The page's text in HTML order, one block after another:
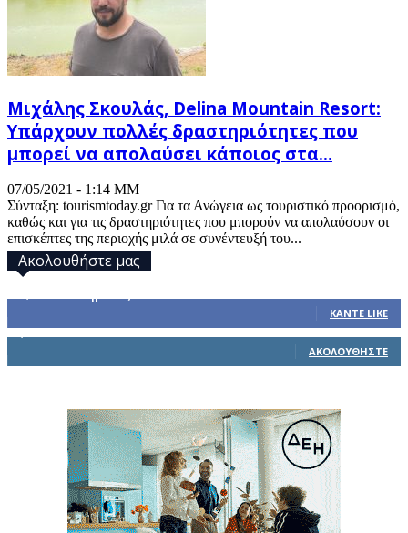
Μιχάλης Σκουλάς, Delina Mountain Resort:
Υπάρχουν πολλές δραστηριότητες που
μπορεί να απολαύσει κάποιος στα...
07/05/2021 - 1:14 ΜΜ
Σύνταξη: tourismtoday.gr Για τα Ανώγεια ως τουριστικό προορισμό,
καθώς και για τις δραστηριότητες που μπορούν να απολαύσουν οι
επισκέπτες της περιοχής μιλά σε συνέντευξή του...
Ακολουθήστε μας
ΚΆΝΤΕ LIKE
ΑΚΟΛΟΥΘΉΣΤΕ